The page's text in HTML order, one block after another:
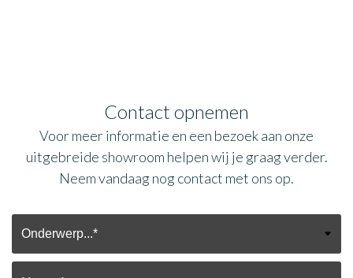
Contact opnemen
Voor meer informatie en een bezoek aan onze
uitgebreide showroom helpen wij je graag verder.
Neem vandaag nog contact met ons op.